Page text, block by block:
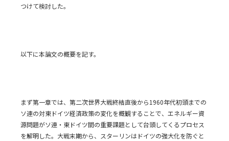
つけて検討した。
以下に本論文の概要を記す。
まず第一章では、第二次世界大戦終結直後から1960年代初頭までの
ソ連の対東ドイツ経済政策の変化を概観することで、エネルギー資
源問題がソ連・東ドイツ間の重要課題として台頭してくるプロセス
を解明した。大戦末期から、スターリンはドイツの強大化を防ぐと